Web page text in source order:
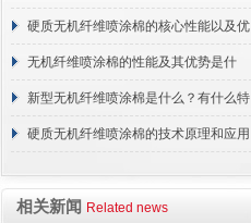
么？
硬质无机纤维喷涂棉的核心性能以及优
点介绍
无机纤维喷涂棉的性能及其优势是什
么？
新型无机纤维喷涂棉是什么？有什么特
点？
硬质无机纤维喷涂棉的技术原理和应用
相关新闻 Related news